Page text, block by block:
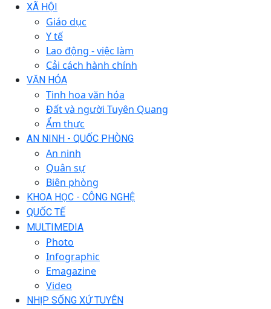
XÃ HỘI
Giáo dục
Y tế
Lao động - việc làm
Cải cách hành chính
VĂN HÓA
Tinh hoa văn hóa
Đất và người Tuyên Quang
Ẩm thực
AN NINH - QUỐC PHÒNG
An ninh
Quân sự
Biên phòng
KHOA HỌC - CÔNG NGHỆ
QUỐC TẾ
MULTIMEDIA
Photo
Infographic
Emagazine
Video
NHỊP SỐNG XỨ TUYÊN